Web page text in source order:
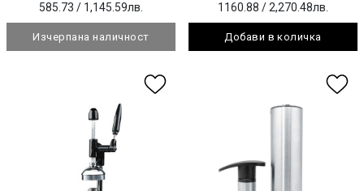
585.73 / 1,145.59лв.
Изчерпана наличност
1160.88 / 2,270.48лв.
Добави в количка